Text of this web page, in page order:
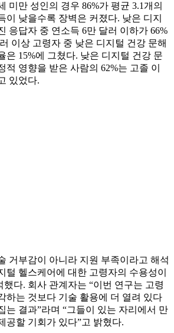
미만 성인의 경우 86%가 평균 3.1개의
이 낮을수록 장벽은 커졌다. 낮은 디지
응답자 중 연소득 6만 달러 이하가 66%
이상 고령자 중 낮은 디지털 건강 문해
은 15%에 그쳤다. 낮은 디지털 건강 문
적 영향을 받은 사람의 62%는 고졸 이
있었다.
거부감이 아니라 지원 부족이라고 해석
털 헬스케어에 대한 고령자의 수용성이
다. 회사 관계자는 “이번 연구는 고령
하는 것보다 기술 활용에 더 열려 있다
는 결과”라며 “그들이 있는 자리에서 만
공할 기회가 있다”고 밝혔다.